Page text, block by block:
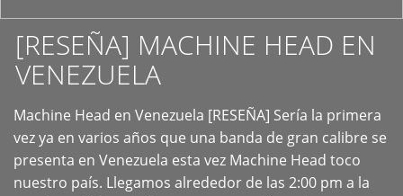
[RESEÑA] MACHINE HEAD EN
VENEZUELA
Machine Head en Venezuela [RESEÑA] Sería la primera
vez ya en varios años que una banda de gran calibre se
presenta en Venezuela esta vez Machine Head toco
nuestro país. Llegamos alrededor de las 2:00 pm a la
+